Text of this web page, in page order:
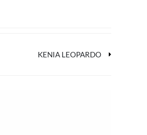
KENIA LEOPARDO